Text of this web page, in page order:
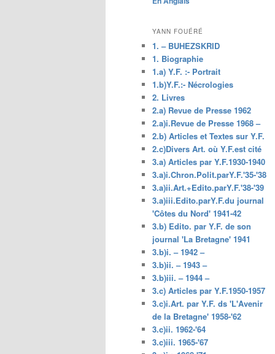
principal
YANN FOUÉRÉ
1. – BUHEZSKRID
1. Biographie
1.a) Y.F. :- Portrait
1.b)Y.F.:- Nécrologies
2. Livres
2.a) Revue de Presse 1962
2.a)i.Revue de Presse 1968 –
2.b) Articles et Textes sur Y.F.
2.c)Divers Art. où Y.F.est cité
3.a) Articles par Y.F.1930-1940
3.a)i.Chron.Polit.parY.F.'35-'38
3.a)ii.Art.+Edito.parY.F.'38-'39
3.a)iii.Edito.parY.F.du journal
'Côtes du Nord' 1941-42
3.b) Edito. par Y.F. de son
journal 'La Bretagne' 1941
3.b)i. – 1942 –
3.b)ii. – 1943 –
3.b)iii. – 1944 –
3.c) Articles par Y.F.1950-1957
3.c)i.Art. par Y.F. ds 'L'Avenir
de la Bretagne' 1958-'62
3.c)ii. 1962-'64
3.c)iii. 1965-'67